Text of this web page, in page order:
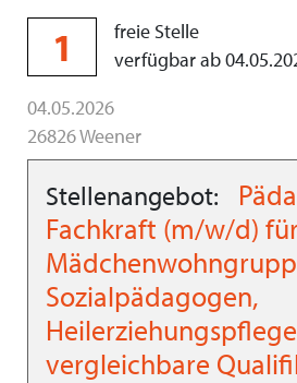
1
freie Stelle
verfügbar ab
04.05.2026
26826 Weener
Stellenangebot:
Fachkraft (m/w/d)
Sozialpädagogen,
vergleichbare